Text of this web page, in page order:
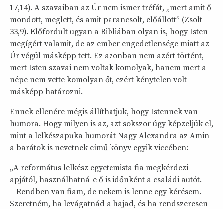
17,14). A szavaiban az Úr nem ismer tréfát, „mert amit ő
mondott, meglett, és amit parancsolt, előállott” (Zsolt
33,9). Előfordult ugyan a Bibliában olyan is, hogy Isten
megígért valamit, de az ember engedetlensége miatt az
Úr végül másképp tett. Ez azonban nem azért történt,
mert Isten szavai nem voltak komolyak, hanem mert a
népe nem vette komolyan őt, ezért kénytelen volt
másképp határozni.
Ennek ellenére mégis állíthatjuk, hogy Istennek van
humora. Hogy milyen is az, azt sokszor úgy képzeljük el,
mint a lelkészapuka humorát Nagy Alexandra az Amin
a barátok is nevetnek című könyv egyik viccében:
„A református lelkész egyetemista fia megkérdezi
apjától, használhatná-e ő is időnként a családi autót.
– Rendben van fiam, de nekem is lenne egy kérésem.
Szeretném, ha levágatnád a hajad, és ha rendszeresen